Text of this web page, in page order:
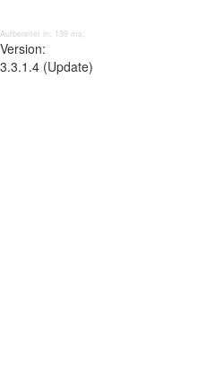
Aufbereitet in: 139 ms;
Version:
3.3.1.4 (Update)